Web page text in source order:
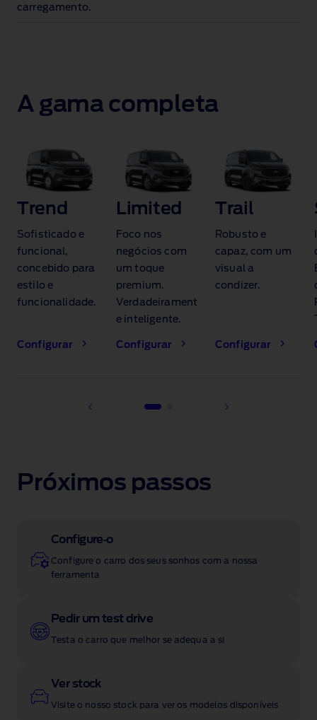
carregamento.
A gama completa
Trend
Sofisticado e
funcional,
concebido para
estilo e
funcionalidade.
Configurar
Limited
Foco nos
negócios com
um toque
premium.
Verdadeirament
e inteligente.
Configurar
Trail
Robusto e
capaz, com um
visual a
condizer.
Configurar
Próximos passos
Configure‑o
Configure o carro dos seus sonhos com a nossa
ferramenta
Pedir um test drive
Testa o carro que melhor se adequa a si
Ver stock
Visite o nosso stock para ver os modelos disponíveis